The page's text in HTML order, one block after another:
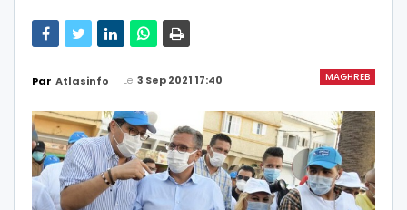
MAGHREB
Par Atlasinfo Le 3 Sep 2021 17:40